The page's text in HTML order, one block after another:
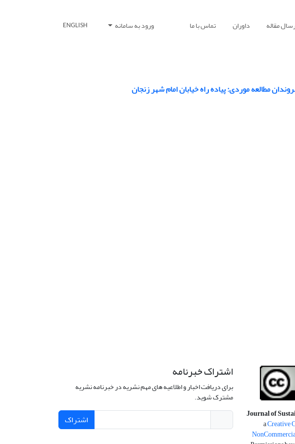
مقاله داوران تماس با ما ورود به سامانه ENGLISH
مطالعه موردی: پیاده راه خیابان امام شهر زنجان
Journal of
aCreative
اشتراک خبرنامه
برای دریافت اخبار و اطلاعیه های مهم نشریه در خبرنامه نشریه
مشترک شوید.
اشتراک